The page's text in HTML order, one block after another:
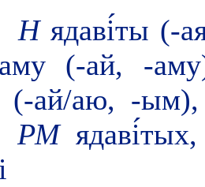
Нядаві́ты (-
(-ай, -
(-ай/аю, -
РМ